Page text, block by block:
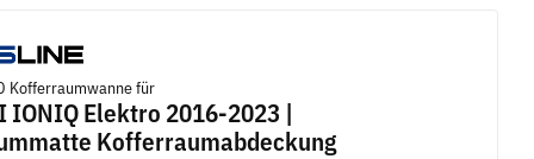
Kofferraumwanne für
IONIQ Elektro 2016-2023 |
Kofferraumabdeckung